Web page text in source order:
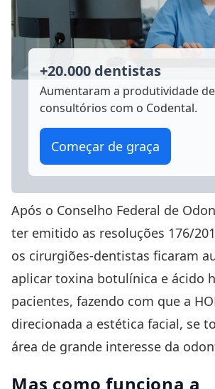
+20.000 dentistas
Aumentaram a produtividade
consultórios com o Codental.
Começar de graça
Após o Conselho Federal de
ter emitido as resoluções 176/
os cirurgiões-dentistas ficaram
aplicar toxina botulínica e ácido
pacientes, fazendo com que a
direcionada a estética facial, se
área de grande interesse da
Mas como funciona a